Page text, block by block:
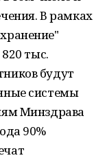
В рамках
тыс.
будут
системы
Минздрава
90%